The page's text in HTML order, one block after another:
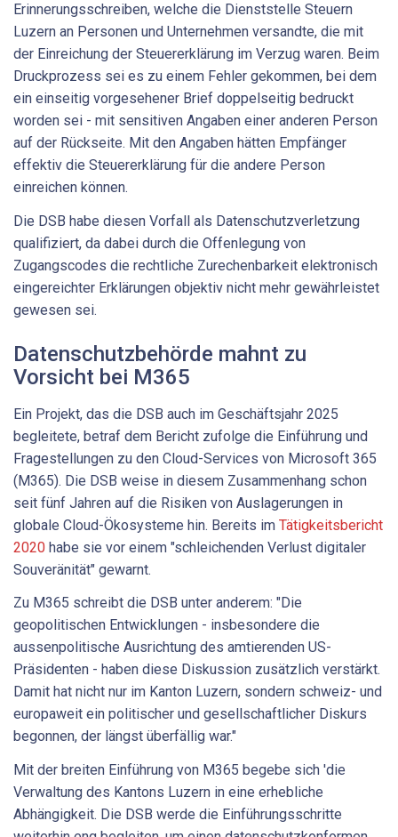
Erinnerungsschreiben, welche die Dienststelle Steuern
Luzern an Personen und Unternehmen versandte, die mit
der Einreichung der Steuererklärung im Verzug waren. Beim
Druckprozess sei es zu einem Fehler gekommen, bei dem
ein einseitig vorgesehener Brief doppelseitig bedruckt
worden sei - mit sensitiven Angaben einer anderen Person
auf der Rückseite. Mit den Angaben hätten Empfänger
effektiv die Steuererklärung für die andere Person
einreichen können.
Die DSB habe diesen Vorfall als Datenschutzverletzung
qualifiziert, da dabei durch die Offenlegung von
Zugangscodes die rechtliche Zurechenbarkeit elektronisch
eingereichter Erklärungen objektiv nicht mehr gewährleistet
gewesen sei.
Datenschutzbehörde mahnt zu
Vorsicht bei M365
Ein Projekt, das die DSB auch im Geschäftsjahr 2025
begleitete, betraf dem Bericht zufolge die Einführung und
Fragestellungen zu den Cloud-Services von Microsoft 365
(M365). Die DSB weise in diesem Zusammenhang schon
seit fünf Jahren auf die Risiken von Auslagerungen in
globale Cloud-Ökosysteme hin. Bereits im Tätigkeitsbericht
2020 habe sie vor einem "schleichenden Verlust digitaler
Souveränität" gewarnt.
Zu M365 schreibt die DSB unter anderem: "Die
geopolitischen Entwicklungen - insbesondere die
aussenpolitische Ausrichtung des amtierenden US-
Präsidenten - haben diese Diskussion zusätzlich verstärkt.
Damit hat nicht nur im Kanton Luzern, sondern schweiz- und
europaweit ein politischer und gesellschaftlicher Diskurs
begonnen, der längst überfällig war."
Mit der breiten Einführung von M365 begebe sich 'die
Verwaltung des Kantons Luzern in eine erhebliche
Abhängigkeit. Die DSB werde die Einführungsschritte